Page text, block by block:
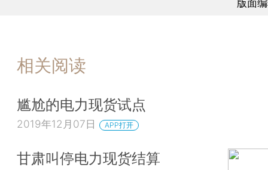
版面
相关阅读
尴尬的电力现货试点
2019年12月07日 APP打开
甘肃叫停电力现货结算